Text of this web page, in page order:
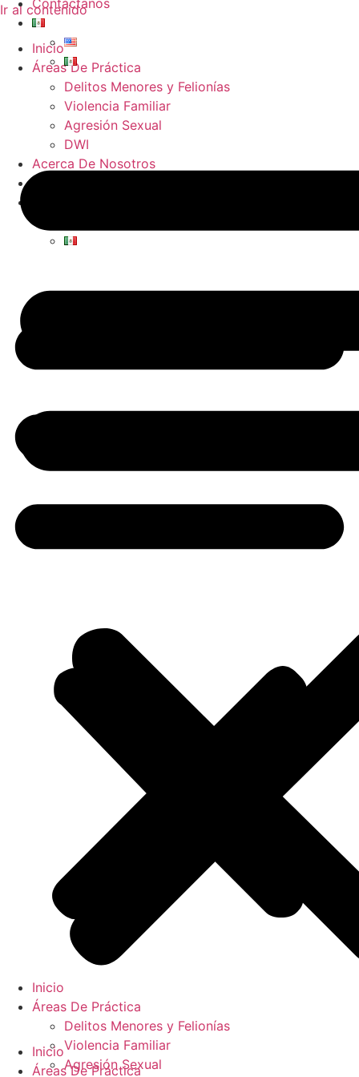
Ir al contenido
Inicio
Áreas De Práctica
Delitos Menores y Felionías
Violencia Familiar
Agresión Sexual
DWI
Acerca De Nosotros
Inicio
Áreas De Práctica
Delitos Menores y Felionías
Violencia Familiar
Agresión Sexual
Contáctanos
Inicio
Áreas De Práctica